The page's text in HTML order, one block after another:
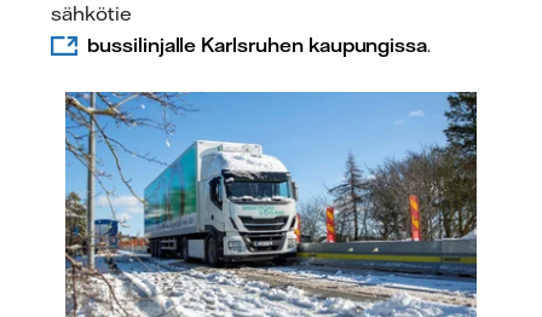
sähkötie
bussilinjalle Karlsruhen kaupungissa.